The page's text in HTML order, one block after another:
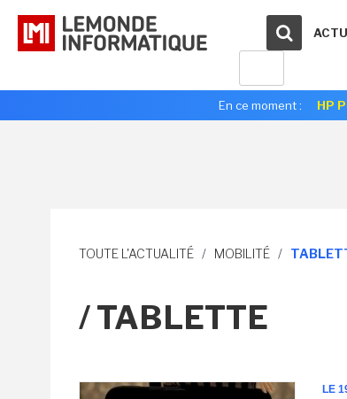
En ce moment : HP
TOUTE L'ACTUALITÉ / MOBILITÉ /
/ TABLETTE
LE